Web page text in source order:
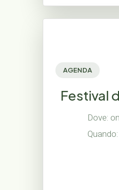
AGENDA
Festival
Dove: